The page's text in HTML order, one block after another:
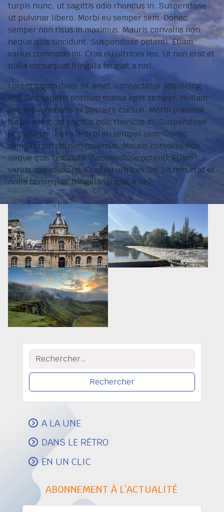
turpis nunc, ut sagittis odio rhoncus in. Suspendisse
ut pulvinar libero. Morbi eu semper sem. Donec
semper non risus in maximus. Mauris convallis non
neque quis tincidunt. Suspendisse potenti. Etiam
varius commodo mi. Cras eu ultrices leo. Ut non erat et
nulla consequat fringilla feugiat a nisl.
Lorem ipsum dolor sit amet, consectetur adipiscing
elit. Sed sagittis pretium massa eget semper. Nullam
sed leo venenatis ex posuere cursus. Morbi placerat
turpis nunc, ut sagittis odio rhoncus in. Suspendisse
ut pulvinar libero. Morbi eu semper sem. Donec
semper non risus in maximus. Mauris convallis non
neque quis tincidunt. Suspendisse potenti. Etiam
varius commodo mi. Cras eu ultrices leo. Ut non erat et
nulla consequat fringilla feugiat a nisl.
Rechercher :
A LA UNE
DANS LE RÉTRO
EN UN CLIC
ABONNEMENT À L’ACTUALITÉ